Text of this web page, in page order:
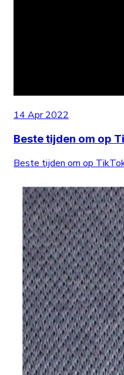
14 Apr 2022
Beste tijden om op
Beste tijden om op